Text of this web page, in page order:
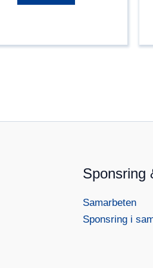
Sponsring
Samarbeten
Sponsring i